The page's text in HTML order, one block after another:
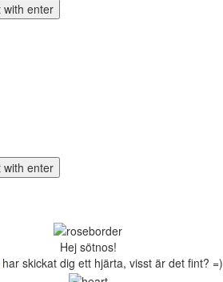
Hej sötnos!
har skickat dig ett hjärta, visst är det fint? =)